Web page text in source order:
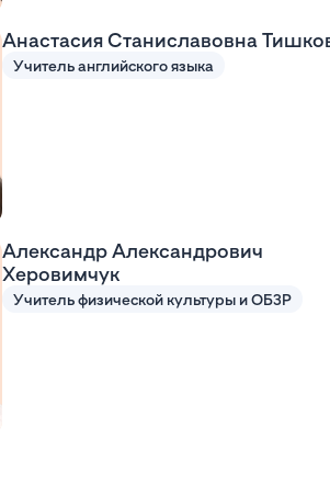
Анастасия Станиславовна
Учитель английского языка
Александр Александрович
Херовимчук
Учитель физической культуры и ОБЗР